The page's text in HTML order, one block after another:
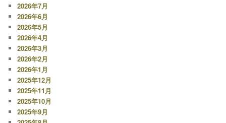
ー
シ
ョ
ン
2026年7月
2026年6月
2026年5月
2026年4月
2026年3月
2026年2月
2026年1月
2025年12月
2025年11月
2025年10月
2025年9月